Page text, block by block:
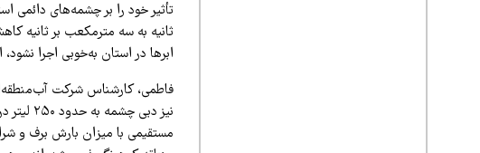
ثانیه به سه مترمکعب بر ثانیه
ابرها در استان به‌خوبی اجرا
نیز
مستقیمی با میزان بارش برف و